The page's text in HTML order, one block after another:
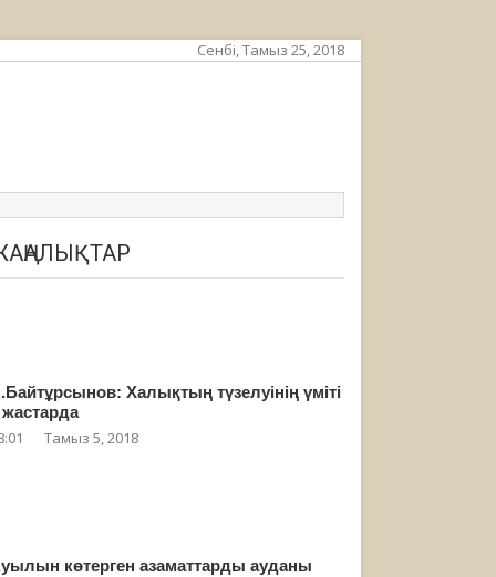
Сенбі, Тамыз 25, 2018
Халықтың түзелуінің үміті
жастарда
Тамыз 5, 2018
көтерген азаматтарды ауданы